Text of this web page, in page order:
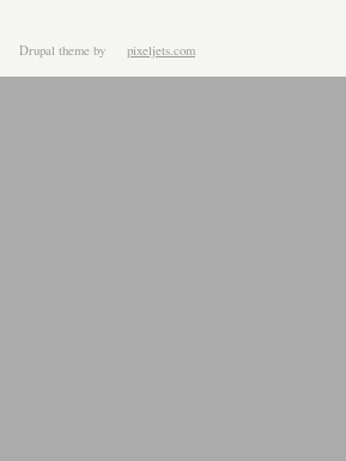
Drupal theme by pixeljets.com